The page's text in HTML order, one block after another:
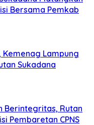
Bersama Pemkab
Kemenag Lampung
Sukadana
Berintegritas, Rutan
Pembaretan CPNS